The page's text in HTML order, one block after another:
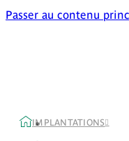
Passer au contenu
IMPLANTATIONS